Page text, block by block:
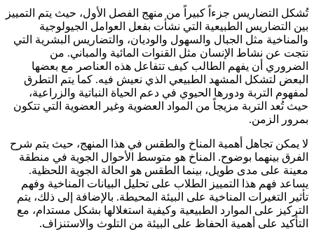
تُشكل التضاريس جزءاً كبيراً من منهج الفصل الأول، حيث يتم التمييز
بين التضاريس الطبيعية التي نشأت بفعل العوامل الجيولوجية
والمناخية مثل الجبال والسهول والوديان، والتضاريس البشرية التي
نتجت عن نشاط الإنسان مثل القنوات المائية والمباني. من
الضروري أن يفهم الطالب كيف تتفاعل هذه العناصر مع بعضها
البعض لتشكل المشهد الطبيعي الذي نعيش فيه. كما يتم التطرق
لمفهوم التربة ودورها الحيوي في دعم الحياة النباتية والزراعية،
حيث تُعد التربة مزيجاً من المواد العضوية وغير العضوية التي تتكون
بمرور الزمن.
لا يمكن تجاهل أهمية المناخ والطقس في هذا المنهج، حيث يتم شرح
الفرق بينهما بوضوح. المناخ هو متوسط الأحوال الجوية في منطقة
معينة على مدى طويل، بينما الطقس هو الحالة الجوية اللحظية.
يساعد فهم هذا التمييز الطلاب على تحليل البيانات المناخية وفهم
تأثير التغيرات المناخية على البيئة المحيطة. بالإضافة إلى ذلك، يتم
التركيز على الموارد الطبيعية وكيفية استغلالها بشكل مستدام، مع
التأكيد على أهمية الحفاظ على البيئة من التلوث والاستنزاف.